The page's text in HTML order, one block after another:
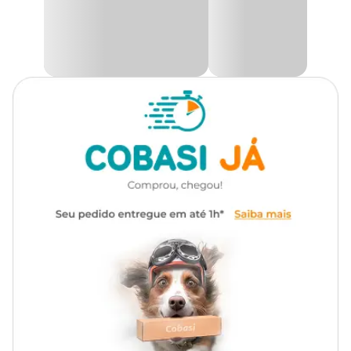
de todos os portes, especialmente para
quem tem até 3 felinos, o arranhador proporciona um ambiente
seguro e estimulante que ajuda a aliviar o estresse, proteger os
móveis e manter seu pet ativo e feliz.
Composição
MDF, sisal natural, forração não-tecido, tubo de papelão.
Dimensões aproximadas
Largura Altura